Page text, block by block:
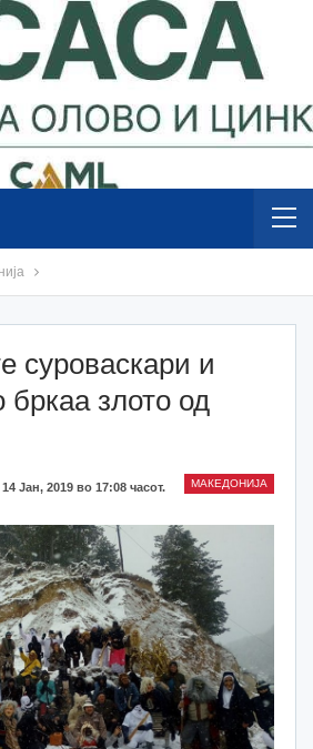
суроваскари и
бркаа злото од
МАКЕДОНИЈА
14 Јан, 2019 во 17:08 часот.